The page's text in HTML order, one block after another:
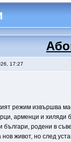
17:27
режим извършва
арменци и
българи, родени в
живот, но след